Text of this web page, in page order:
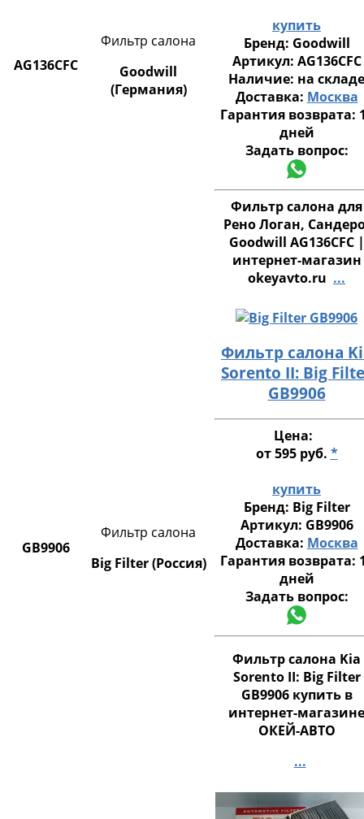
AG136CFC
Фильтр салона
Goodwill
(Германия)
купить
Бренд: Goodwill
Артикул: AG136CFC
Наличие: на складе
Доставка: Москва
Гарантия возврата:
дней
Задать вопрос:
Фильтр салона для
Рено Логан,
Goodwill AG136CFC |
интернет-магазин
okeyavto.ru ...
GB9906
Фильтр салона
Big Filter (Россия)
Фильтр салона
Sorento II: Big
GB9906
Цена:
от 595 руб. *
купить
Бренд: Big Filter
Артикул: GB9906
Доставка: Москва
Гарантия возврата:
дней
Задать вопрос:
Фильтр салона Kia
Sorento II: Big Filter
GB9906 купить в
интернет-магазине
ОКЕЙ-АВТО
...